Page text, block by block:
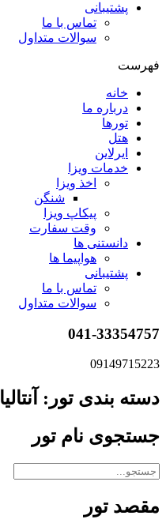
پشتیبانی
تماس با ما
سوالات متداول
فهرست
خانه
درباره ما
تورها
هتل
ایرلاین
خدمات ویزا
اخذ ویزا
شنگن
پیکاپ ویزا
وقت سفارت
دانستنی ها
هواپیما ها
پشتیبانی
تماس با ما
سوالات متداول
041-33354757
09149715223
دسته بندی تور: آنتالیا
جستجوی نام تور
مقصد تور